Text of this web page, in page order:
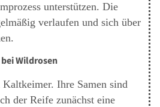
unterstützen. Die
verlaufen und sich über
Wildrosen
Ihre Samen sind
der Reife zunächst eine